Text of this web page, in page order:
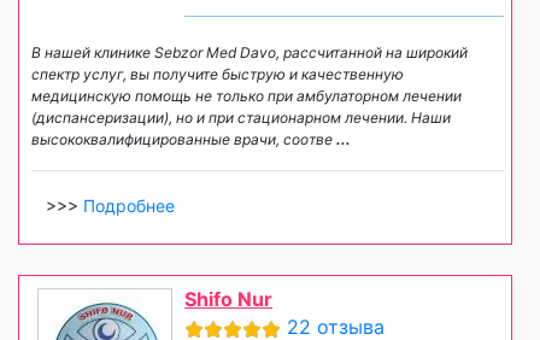
В нашей клинике Sebzor Med Davo, рассчитанной на широкий
спектр услуг, вы получите быструю и качественную
медицинскую помощь не только при амбулаторном лечении
(диспансеризации), но и при стационарном лечении. Наши
высококвалифицированные врачи, соотве ...
>>> Подробнее
Shifo Nur
22 отзыва